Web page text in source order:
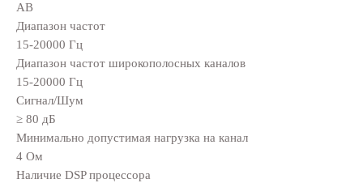
AB
Диапазон частот
15-20000 Гц
Диапазон частот широкополосных каналов
15-20000 Гц
Сигнал/Шум
≥ 80 дБ
Минимально допустимая нагрузка на канал
4 Ом
Наличие DSP процессора